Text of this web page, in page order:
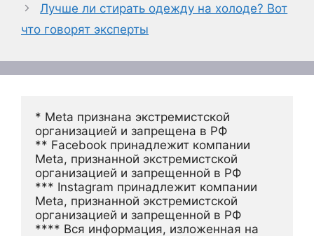
Лучше ли стирать одежду на холоде? Вот
что говорят эксперты
* Meta признана экстремистской
организацией и запрещена в РФ
** Facebook принадлежит компании
Meta, признанной экстремистской
организацией и запрещенной в РФ
*** Instagram принадлежит компании
Meta, признанной экстремистской
организацией и запрещенной в РФ
**** Вся информация, изложенная на